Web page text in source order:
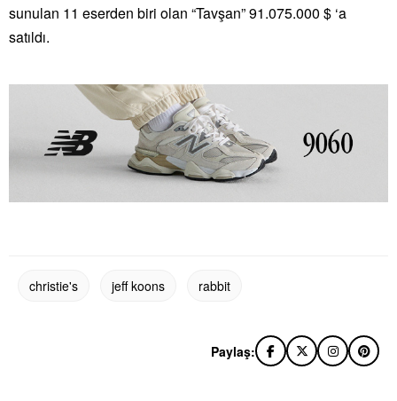
sunulan 11 eserden biri olan “Tavşan” 91.075.000 $ ‘a
satıldı.
christie's jeff koons rabbit
Paylaş: